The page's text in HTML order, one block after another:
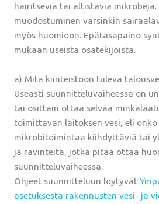
häiritseviä tai altistavia mikrobeja.
muodostuminen varsinkin
myös huomioon. Epätasapaino
mukaan useista osatekijöistä.
a) Mitä kiinteistöön tuleva
Useasti suunnitteluvaiheessa on
tai osittain ottaa selvää
toimittavan laitoksen vesi, eli onko
mikrobitoimintaa kiihdyttäviä tai
ja ravinteita, jotka pitää ottaa
suunnitteluvaiheessa.
Ohjeet suunnitteluun löytyvät
asetuksesta rakennusten vesi- ja